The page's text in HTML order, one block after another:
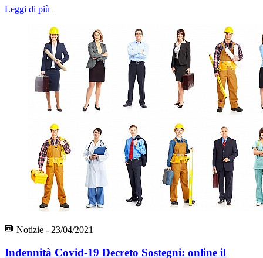
Leggi di più
Notizie - 23/04/2021
Indennità Covid-19 Decreto Sostegni: online il